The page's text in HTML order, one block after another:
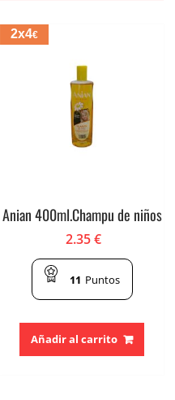
2x4€
Anian 400ml.Champu de niños
2.35€
11 Puntos
Añadir al carrito